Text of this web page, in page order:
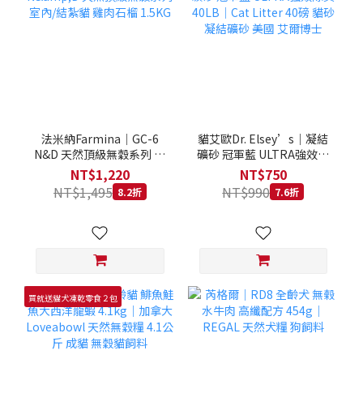
法米納Farmina｜GC-6
N&D 天然頂級無穀系列 室
內/結紮貓 雞肉石榴 1.5KG
NT$1,220
NT$1,495 8.2折
貓艾歐Dr. Elsey’s｜凝結
礦砂 冠軍藍 ULTRA強效除
臭 40LB｜Cat Litter 40磅
士
NT$750
NT$990 7.6折
買就送貓犬凍乾零食２包